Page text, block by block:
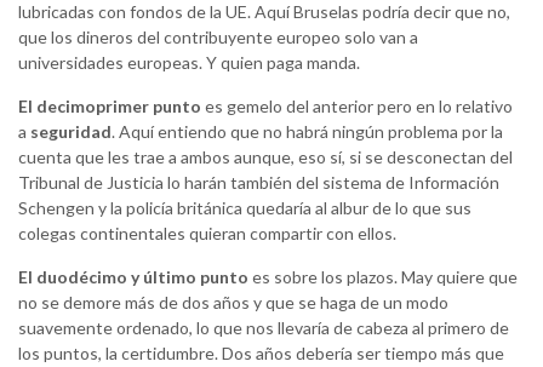
lubricadas con fondos de la UE. Aquí Bruselas podría decir que no,
que los dineros del contribuyente europeo solo van a
universidades europeas. Y quien paga manda.
El decimoprimer punto es gemelo del anterior pero en lo relativo
a seguridad. Aquí entiendo que no habrá ningún problema por la
cuenta que les trae a ambos aunque, eso sí, si se desconectan del
Tribunal de Justicia lo harán también del sistema de Información
Schengen y la policía británica quedaría al albur de lo que sus
colegas continentales quieran compartir con ellos.
El duodécimo y último punto es sobre los plazos. May quiere que
no se demore más de dos años y que se haga de un modo
suavemente ordenado, lo que nos llevaría de cabeza al primero de
los puntos, la certidumbre. Dos años debería ser tiempo más que